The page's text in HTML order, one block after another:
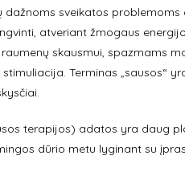
dažnoms sveikatos
atveriant žmogaus
skausmui, spazmams
Terminas „sausos“
terapijos) adatos yra daug
dūrio metu lyginant su